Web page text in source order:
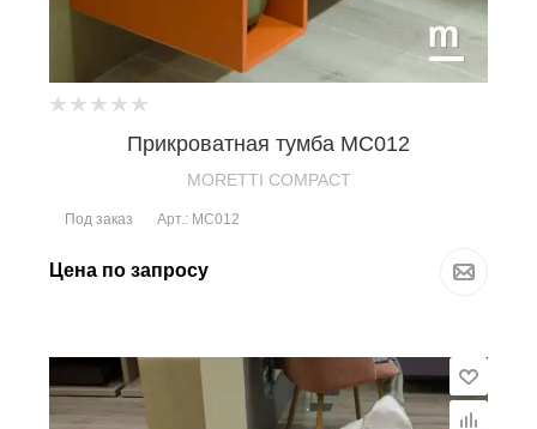
Прикроватная тумба MC012
MORETTI COMPACT
Под заказ Арт.: MC012
Цена по запросу